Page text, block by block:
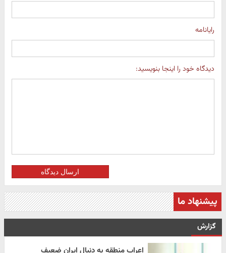
رایانامه
دیدگاه خود را اینجا بنویسید:
ارسال دیدگاه
پیشنهاد ما
گزارش
اعراب منطقه به دنبال ایران ضعیف